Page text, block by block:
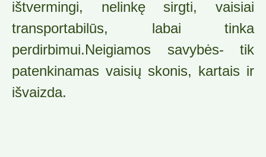
ištvermingi, nelinkę sirgti, vaisiai
transportabilūs, labai tinka
perdirbimui.Neigiamos savybės- tik
patenkinamas vaisių skonis, kartais ir
išvaizda.